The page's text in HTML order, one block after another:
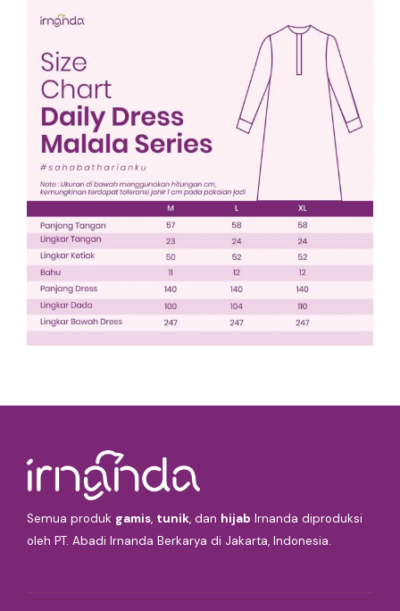
Semua produk gamis, tunik, dan hijab Irnanda diproduksi
oleh PT. Abadi Irnanda Berkarya di Jakarta, Indonesia.